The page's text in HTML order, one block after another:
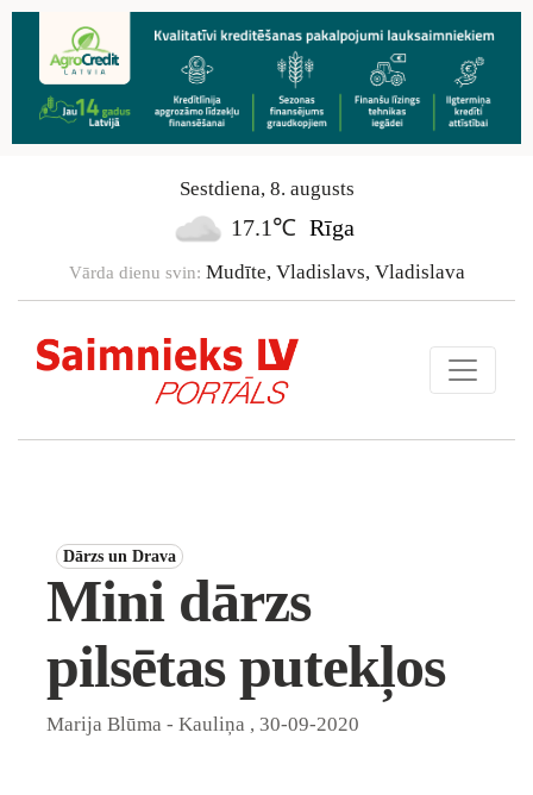
Sestdiena, 8. augusts
17.1℃ Rīga
Vārda dienu svin: Mudīte, Vladislavs, Vladislava
Dārzs un Drava
Mini dārzs
pilsētas putekļos
Marija Blūma - Kauliņa , 30-09-2020